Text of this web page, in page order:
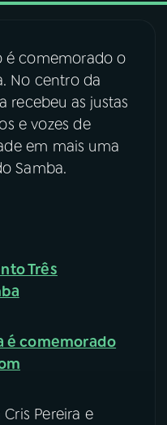
Facebook
é comemorado o
No centro da
recebeu as justas
e vozes de
em mais uma
Samba.
Três
é comemorado
Pereira e